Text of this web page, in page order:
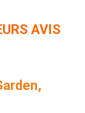
AVIS